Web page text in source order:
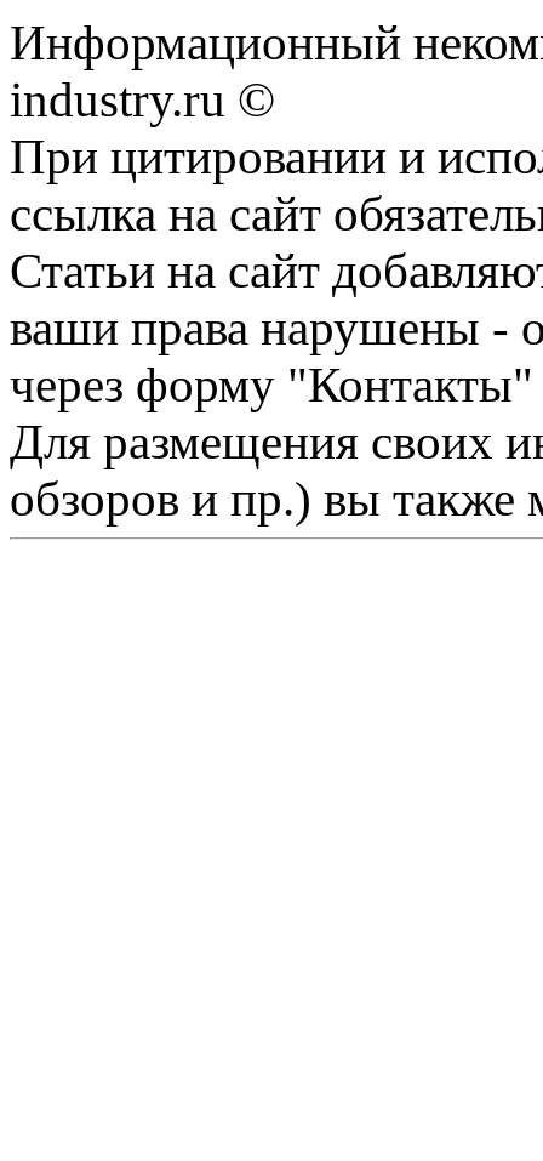
Информационный
industry.ru ©
При цитировании и
ссылка на сайт
Статьи на сайт
ваши права нарушены -
через форму "Контакты"
Для размещения своих
обзоров и пр.) вы также